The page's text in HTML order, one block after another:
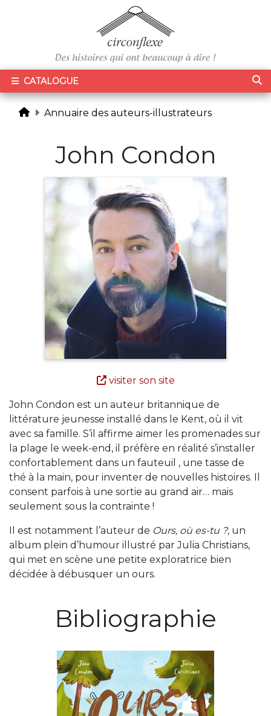
CATALOGUE
Annuaire des auteurs-illustrateurs
John Condon
visiter son site
John Condon est un auteur britannique de
littérature jeunesse installé dans le Kent, où il vit
avec sa famille. S’il affirme aimer les promenades sur
la plage le week-end, il préfère en réalité s’installer
confortablement dans un fauteuil , une tasse de
thé à la main, pour inventer de nouvelles histoires. Il
consent parfois à une sortie au grand air… mais
seulement sous la contrainte !
Il est notamment l’auteur de Ours, où es-tu ?, un
album plein d’humour illustré par Julia Christians,
qui met en scène une petite exploratrice bien
décidée à débusquer un ours.
Bibliographie